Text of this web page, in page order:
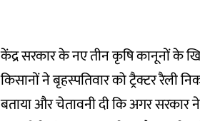
केंद्र सरकार के नए तीन कृषि कानूनों के
किसानों ने बृहस्पतिवार को ट्रैक्टर रैली
बताया और चेतावनी दी कि अगर सरकार